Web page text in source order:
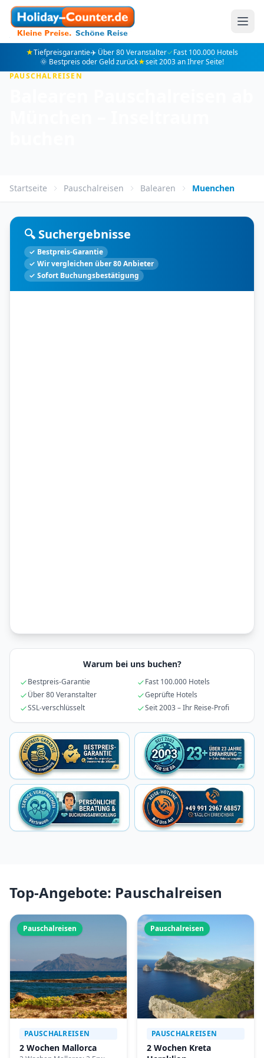
★Tiefpreisgarantie✈️ Über 80 Veranstalter✓Fast 100.000 Hotels
🌞 Bestpreis oder Geld zurück★seit 2003 an Ihrer Seite!
PAUSCHALREISEN
Startseite Pauschalreisen Balearen Muenchen
🔍 Suchergebnisse
✓ Bestpreis-Garantie
✓ Wir vergleichen über 80 Anbieter
✓ Sofort Buchungsbestätigung
Warum bei uns buchen?
Bestpreis-Garantie
Fast 100.000 Hotels
Über 80 Veranstalter
Geprüfte Hotels
SSL-verschlüsselt
Seit 2003 – Ihr Reise-Profi
Top-Angebote: Pauschalreisen
Pauschalreisen
PAUSCHALREISEN
2 Wochen Mallorca
Pauschalreisen
PAUSCHALREISEN
2 Wochen Kreta